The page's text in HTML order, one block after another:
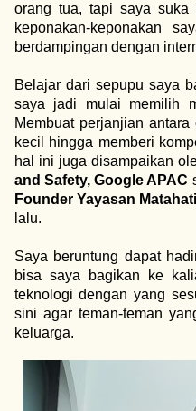
orang tua, tapi saya suka
keponakan-keponakan
berdampingan dengan
Belajar dari sepupu saya
saya jadi mulai memilih
Membuat perjanjian
kecil hingga memberi
hal ini juga disampaikan
and Safety, Google APAC
Founder Yayasan Matahati
lalu.
Saya beruntung dapat
bisa saya bagikan ke
teknologi dengan yang
sini agar teman-teman
keluarga.